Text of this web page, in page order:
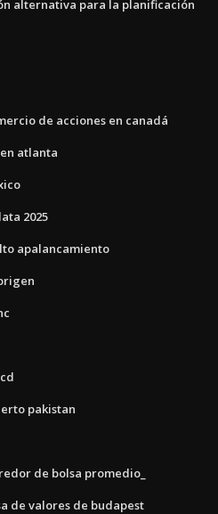
alternativa para la planificación
de acciones en canadá
atlanta
2025
apalancamiento
pakistan
de bolsa promedio_
de valores de budapest